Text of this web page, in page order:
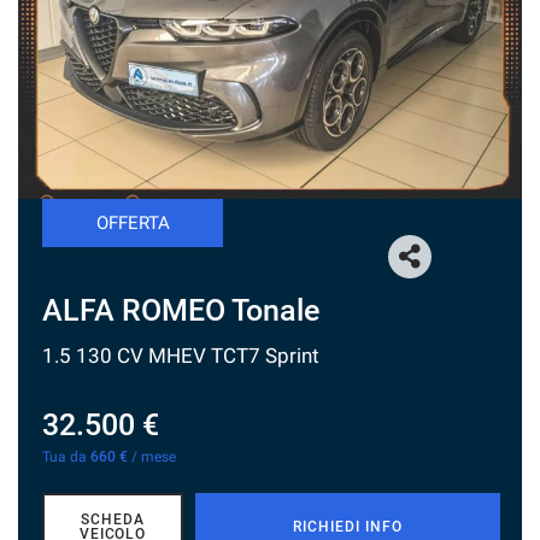
NEWS
OFFERTA
ALFA ROMEO Tonale
1.5 130 CV MHEV TCT7 Sprint
32.500 €
Tua da 660 € / mese
SCHEDA
VEICOLO
RICHIEDI INFO
tracciamento
che
adottiamo
per
offrire
le
funzionalità
e
svolgere
attività
seguito
descritte.
Per
ottenere
informazioni
sull'utilità
sul
funzionamento